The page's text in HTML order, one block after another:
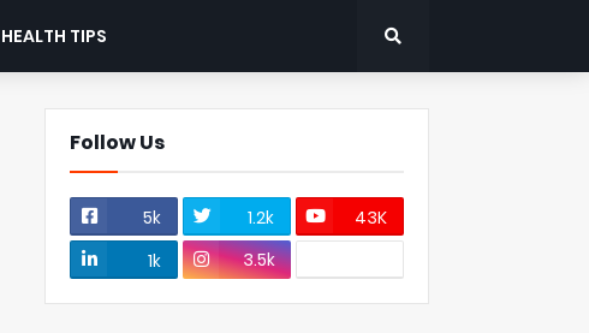
HEALTH TIPS
Follow Us
5k 1.2k
43K
1k
3.5k